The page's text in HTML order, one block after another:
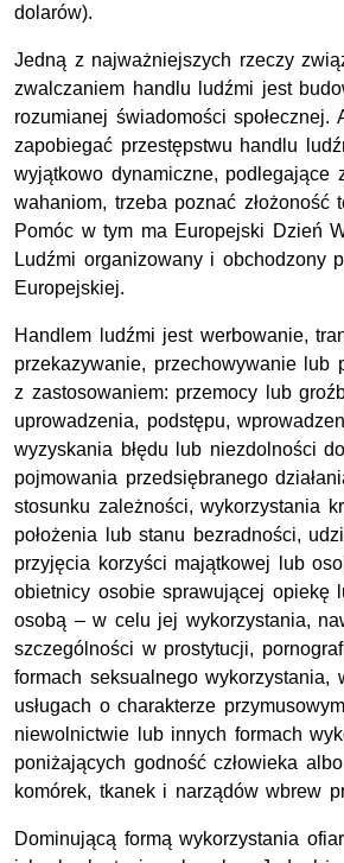
dolarów).
Jedną z najważniejszych rzeczy
zwalczaniem handlu ludźmi jest
rozumianej świadomości społecznej.
zapobiegać przestępstwu handlu
wyjątkowo dynamiczne, podlegające
wahaniom, trzeba poznać złożoność
Pomóc w tym ma Europejski Dzień
Ludźmi organizowany i obchodzony
Europejskiej.
Handlem ludźmi jest werbowanie,
przekazywanie, przechowywanie lub
z zastosowaniem: przemocy lub
uprowadzenia, podstępu,
wyzyskania błędu lub niezdolności
pojmowania przedsiębranego
stosunku zależności, wykorzystania
położenia lub stanu bezradności,
przyjęcia korzyści majątkowej lub
obietnicy osobie sprawującej opiekę
osobą – w celu jej wykorzystania,
szczególności w prostytucji,
formach seksualnego wykorzystania,
usługach o charakterze
niewolnictwie lub innych formach
poniżających godność człowieka
komórek, tkanek i narządów wbrew
Dominującą formą wykorzystania